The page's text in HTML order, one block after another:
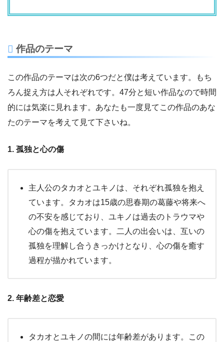
作品のテーマ
この作品のテーマは次の6つだと僕は考えています。もち
ろん捉え方は人それぞれです。47分と短い作品なので時間
的には気楽に見れます。あなたも一度見てこの作品のあな
たのテーマを考えて見て下さいね。
1. 孤独と心の傷
主人公のタカオとユキノは、それぞれ孤独を抱え
ています。タカオは15歳の思春期の葛藤や将来へ
の不安を感じており、ユキノは過去のトラウマや
心の傷を抱えています。二人の出会いは、互いの
孤独を理解し合うきっかけとなり、心の傷を癒す
過程が描かれています。
2. 年齢差と恋愛
タカオとユキノの間には年齢差があります。この